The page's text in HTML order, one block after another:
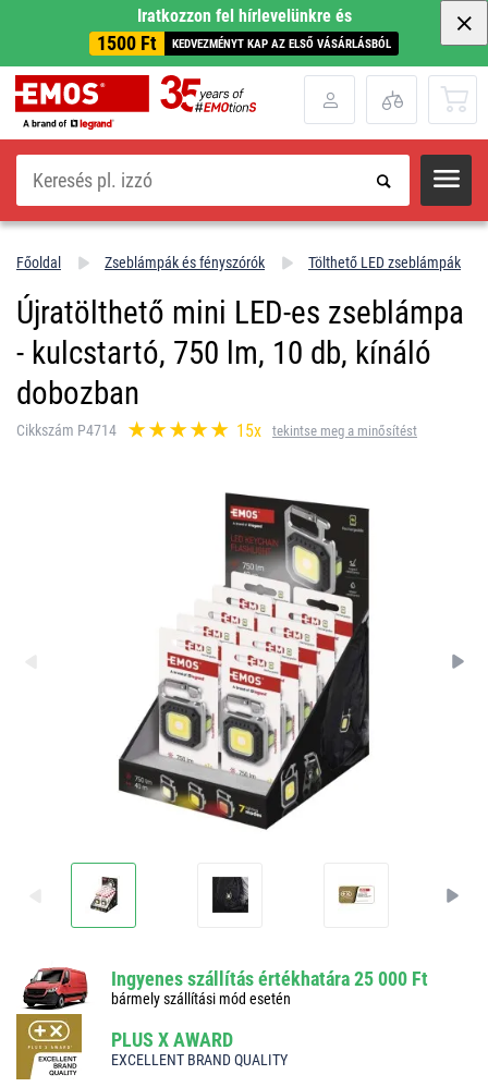
Iratkozzon fel hírlevelünkre és
1500 Ft KEDVEZMÉNYT KAP AZ ELSŐ VÁSÁRLÁSBÓL
Keresés
Főoldal Zseblámpák és fényszórók Tölthető LED zseblámpák
Újratölthető mini LED-es zseblámpa
- kulcstartó, 750 lm, 10 db, kínáló
dobozban
Cikkszám P4714 15x tekintse meg a minősítést
Ingyenes szállítás értékhatára 25 000 Ft
bármely szállítási mód esetén
PLUS X AWARD
EXCELLENT BRAND QUALITY